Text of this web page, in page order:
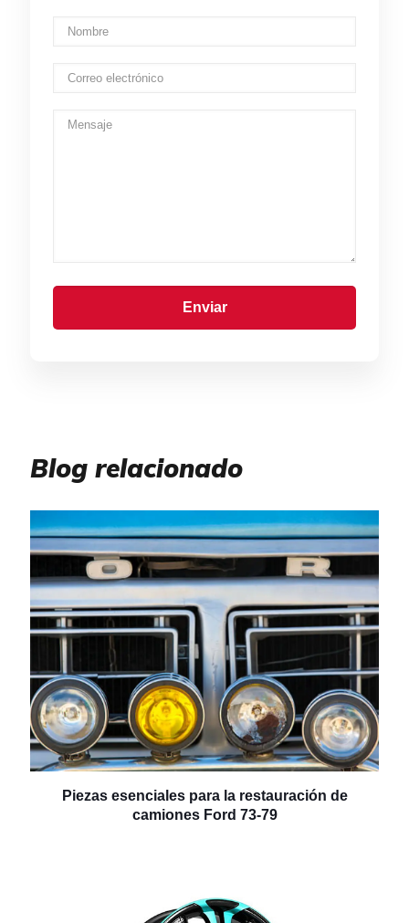
Blog relacionado
Piezas esenciales para la restauración de
camiones Ford 73-79